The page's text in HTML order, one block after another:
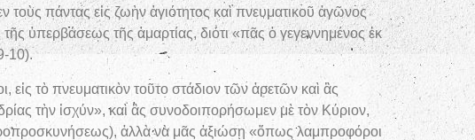
πάντας εἰς ζωὴν ἁγιότητος καὶ πνευματικοῦ ἀγῶνος
ὑπερβάσεως τῆς ἁμαρτίας, διότι «πᾶς ὁ γεγεννημένος ἐκ
10).
τὸ πνευματικὸν τοῦτο στάδιον τῶν ἀρετῶν καὶ ἂς
τὴν ἰσχύν», καὶ ἂς συνοδοιπορήσωμεν μὲ τὸν Κύριον,
ἀλλὰ νὰ μᾶς ἀξιώσῃ «ὅπως λαμπροφόροι